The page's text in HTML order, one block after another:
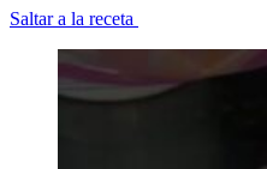
Saltar a la receta